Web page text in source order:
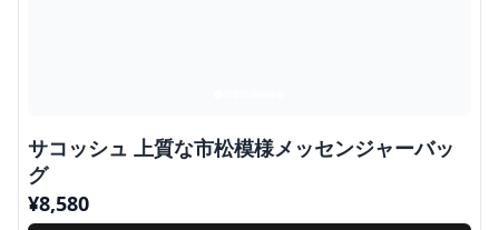
サコッシュ 上質な市松模様メッセンジャーバッ
グ
¥8,580